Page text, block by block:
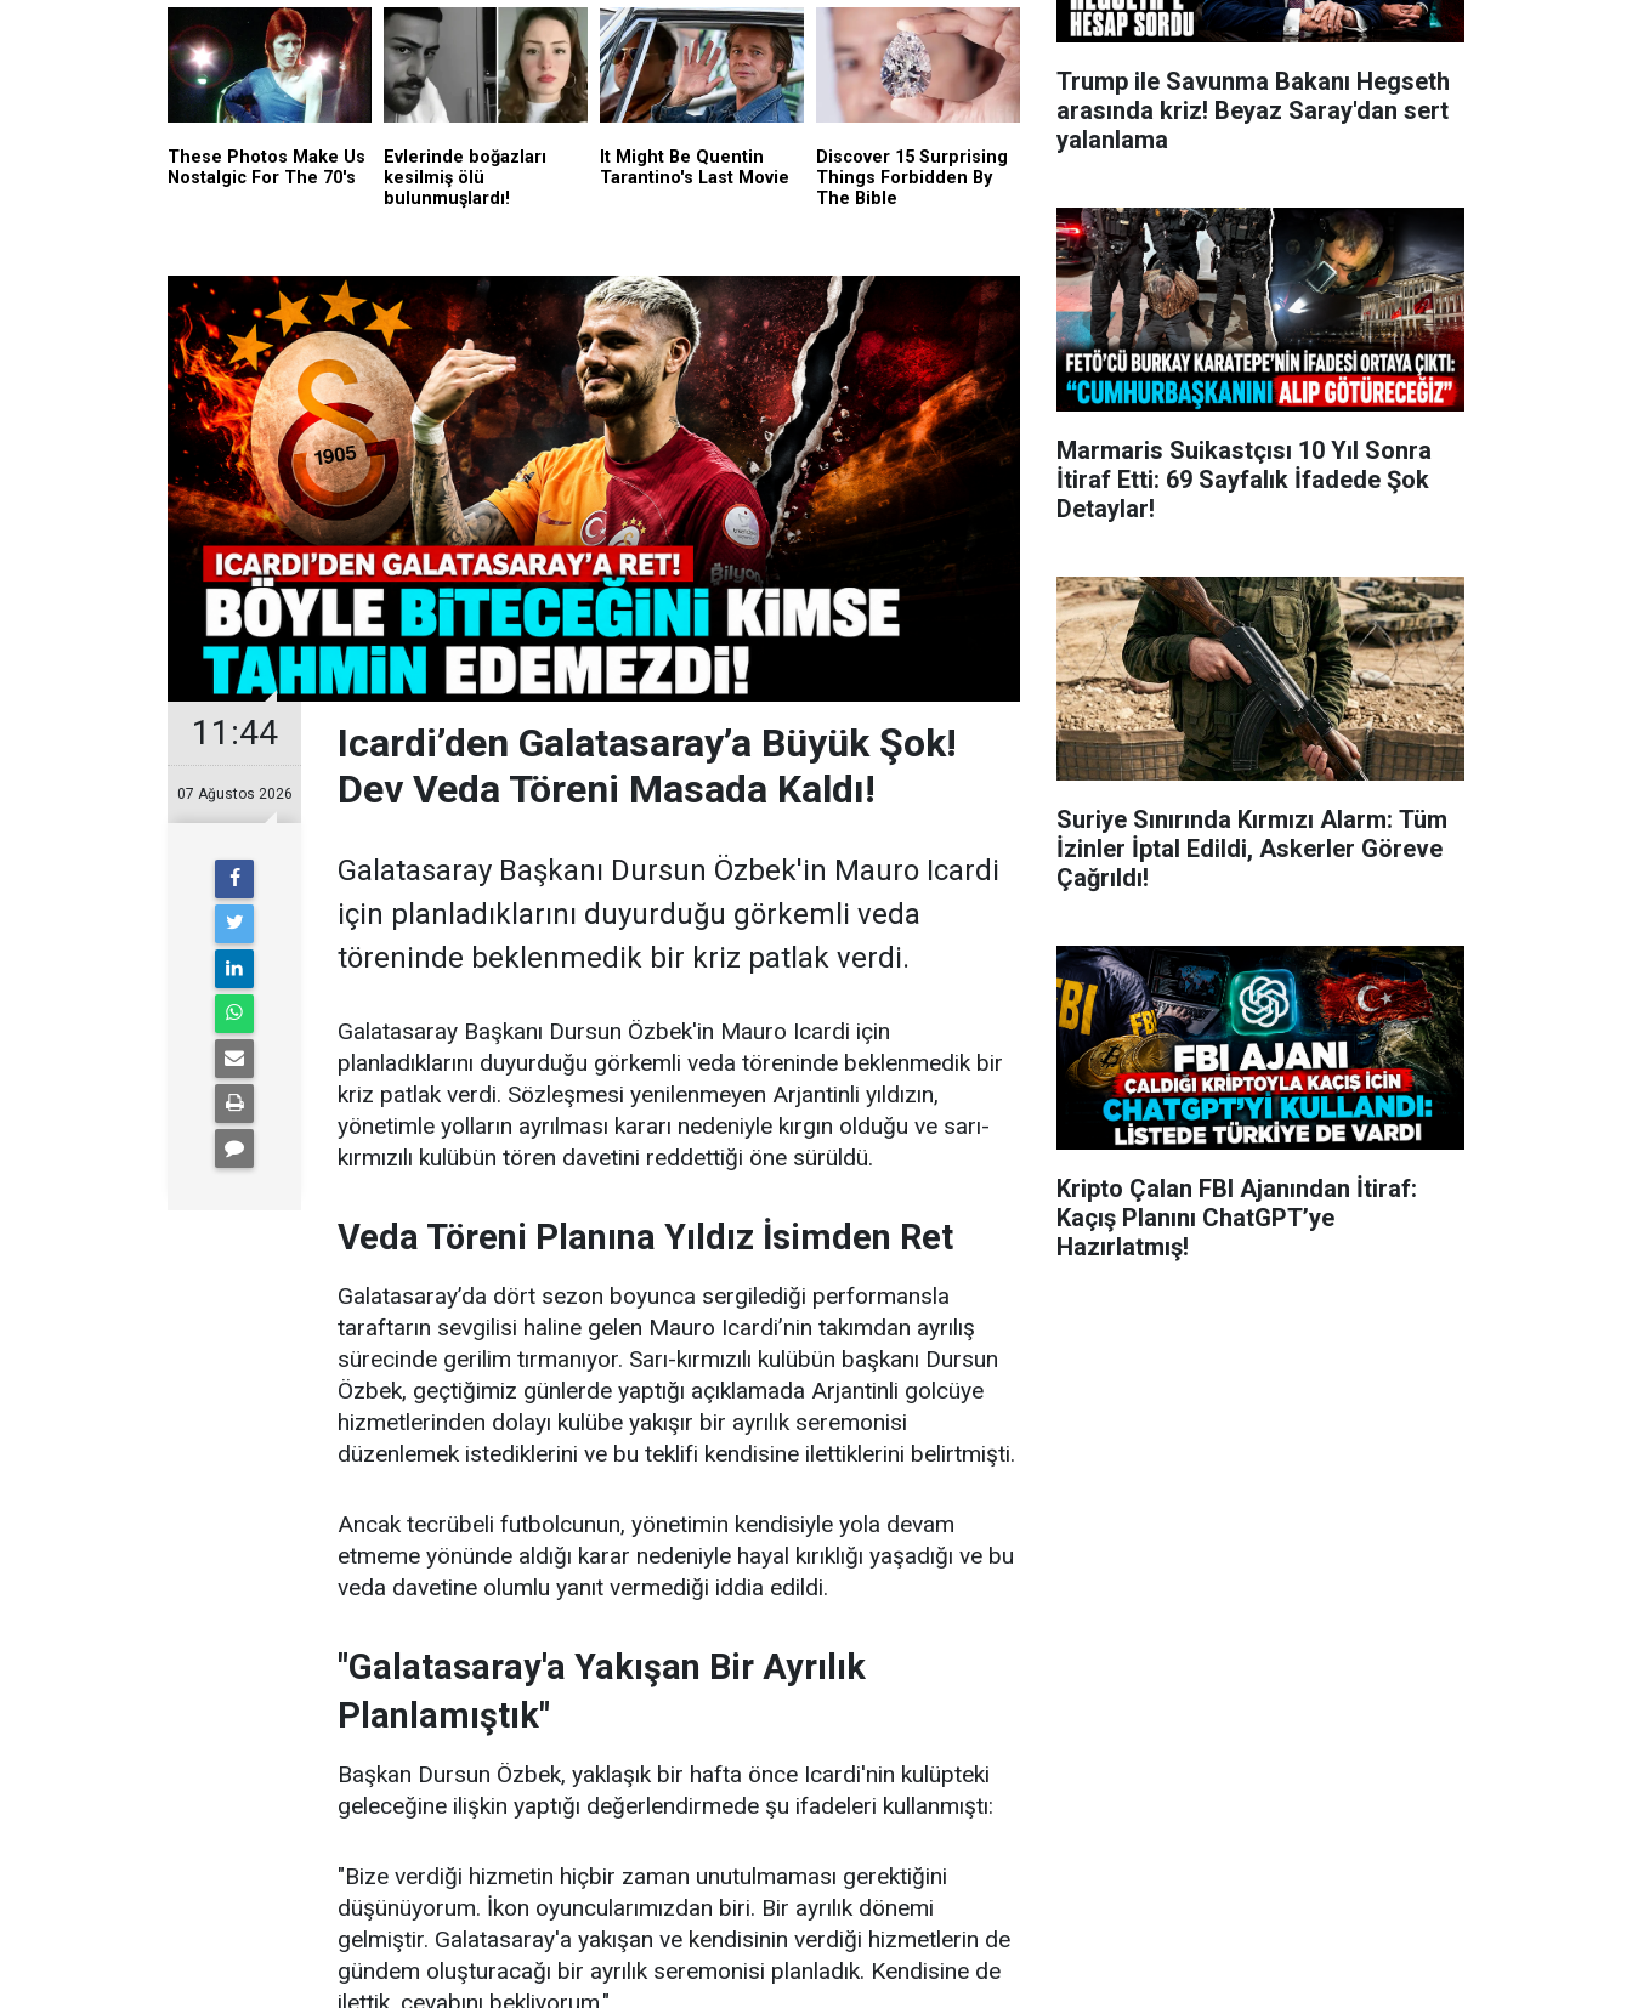
11:44
07 Ağustos 2026
Icardi’den Galatasaray’a Büyük Şok!
Dev Veda Töreni Masada Kaldı!
Galatasaray Başkanı Dursun Özbek'in Mauro Icardi
için planladıklarını duyurduğu görkemli veda
töreninde beklenmedik bir kriz patlak verdi.
Galatasaray Başkanı Dursun Özbek'in Mauro Icardi için
planladıklarını duyurduğu görkemli veda töreninde beklenmedik bir
kriz patlak verdi. Sözleşmesi yenilenmeyen Arjantinli yıldızın,
yönetimle yolların ayrılması kararı nedeniyle kırgın olduğu ve sarı-
kırmızılı kulübün tören davetini reddettiği öne sürüldü.
Veda Töreni Planına Yıldız İsimden Ret
Galatasaray’da dört sezon boyunca sergilediği performansla
taraftarın sevgilisi haline gelen Mauro Icardi’nin takımdan ayrılış
sürecinde gerilim tırmanıyor. Sarı-kırmızılı kulübün başkanı Dursun
Özbek, geçtiğimiz günlerde yaptığı açıklamada Arjantinli golcüye
hizmetlerinden dolayı kulübe yakışır bir ayrılık seremonisi
düzenlemek istediklerini ve bu teklifi kendisine ilettiklerini belirtmişti.
Ancak tecrübeli futbolcunun, yönetimin kendisiyle yola devam
etmeme yönünde aldığı karar nedeniyle hayal kırıklığı yaşadığı ve bu
veda davetine olumlu yanıt vermediği iddia edildi.
"Galatasaray'a Yakışan Bir Ayrılık
Planlamıştık"
Başkan Dursun Özbek, yaklaşık bir hafta önce Icardi'nin kulüpteki
geleceğine ilişkin yaptığı değerlendirmede şu ifadeleri kullanmıştı:
"Bize verdiği hizmetin hiçbir zaman unutulmaması gerektiğini
düşünüyorum. İkon oyuncularımızdan biri. Bir ayrılık dönemi
gelmiştir. Galatasaray'a yakışan ve kendisinin verdiği hizmetlerin de
gündem oluşturacağı bir ayrılık seremonisi planladık. Kendisine de
ilettik, cevabını bekliyorum."
Trump ile Savunma Bakanı Hegseth
arasında kriz! Beyaz Saray'dan sert
yalanlama
Marmaris Suikastçısı 10 Yıl Sonra
İtiraf Etti: 69 Sayfalık İfadede Şok
Detaylar!
Suriye Sınırında Kırmızı Alarm: Tüm
İzinler İptal Edildi, Askerler Göreve
Çağrıldı!
Kripto Çalan FBI Ajanından İtiraf:
Kaçış Planını ChatGPT’ye
Hazırlatmış!